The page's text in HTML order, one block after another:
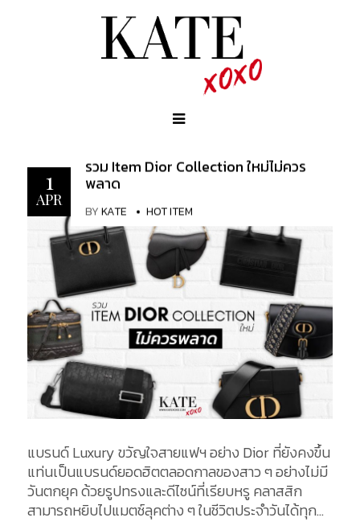
1
APR
รวม Item Dior Collection ใหม่ไม่ควร
พลาด
BYKATE HOT ITEM
แบรนด์ Luxury ขวัญใจสายแฟฯ อย่าง Dior ที่ยังคงขึ้น
แท่นเป็นแบรนด์ยอดฮิตตลอดกาลของสาว ๆ อย่างไม่มี
วันตกยุค ด้วยรูปทรงและดีไซน์ที่เรียบหรู คลาสสิก
สามารถหยิบไปแมตช์ลุคต่าง ๆ ในชีวิตประจำวันได้ทุก